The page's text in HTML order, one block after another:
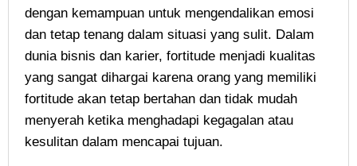
dengan kemampuan untuk mengendalikan emosi
dan tetap tenang dalam situasi yang sulit. Dalam
dunia bisnis dan karier, fortitude menjadi kualitas
yang sangat dihargai karena orang yang memiliki
fortitude akan tetap bertahan dan tidak mudah
menyerah ketika menghadapi kegagalan atau
kesulitan dalam mencapai tujuan.